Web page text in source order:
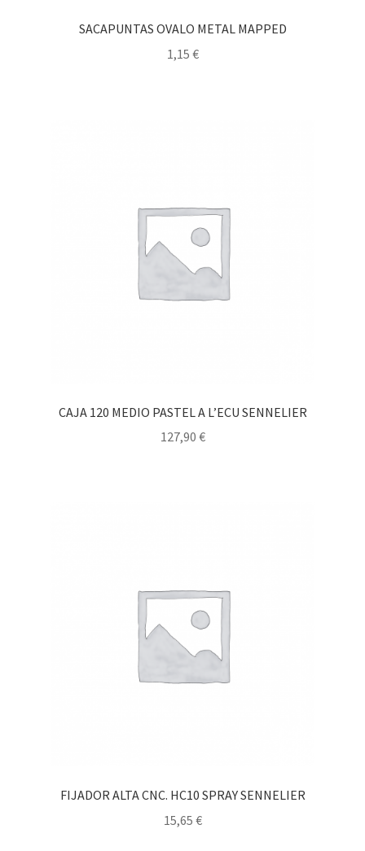
SACAPUNTAS OVALO METAL MAPPED
1,15 €
CAJA 120 MEDIO PASTEL A L’ECU SENNELIER
127,90 €
FIJADOR ALTA CNC. HC10 SPRAY SENNELIER
15,65 €